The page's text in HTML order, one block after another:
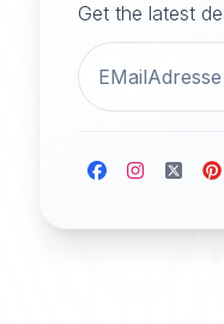
Get the latest